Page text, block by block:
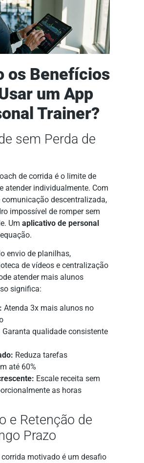
os Benefícios
um App
Trainer?
sem Perda de
de corrida é o limite de
atender individualmente. Com
descentralizada,
impossível de romper sem
Um aplicativo de personal
envio de planilhas,
de vídeos e centralização
atender mais alunos
significa:
Atenda 3x mais alunos no
Garanta qualidade consistente
Reduza tarefas
até 60%
Escale receita sem
as horas
e Retenção de
Prazo
motivado é um desafio